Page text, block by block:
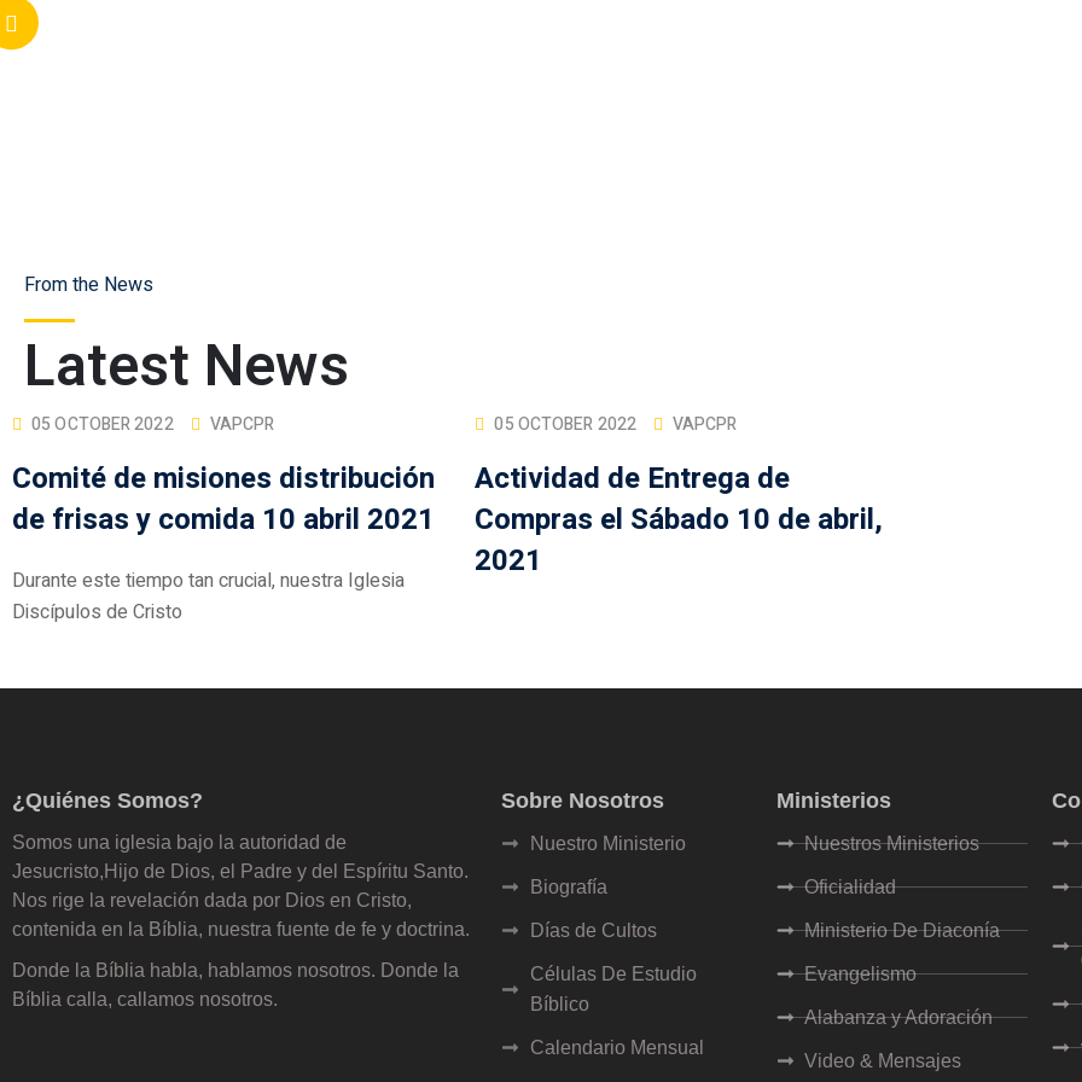
Latest News
From the News
05 OCTOBER 2022 VAPCPR
Comité de misiones distribución
de frisas y comida 10 abril 2021
Durante este tiempo tan crucial, nuestra Iglesia
Discípulos de Cristo
05 OCTOBER 2022 VAPCPR
Actividad de Entrega de
Compras el Sábado 10 de abril,
2021
¿Quiénes Somos?
Somos una iglesia bajo la autoridad de
Jesucristo,Hijo de Dios, el Padre y del Espíritu Santo.
Nos rige la revelación dada por Dios en Cristo,
contenida en la Bíblia, nuestra fuente de fe y doctrina.
Donde la Bíblia habla, hablamos nosotros. Donde la
Bíblia calla, callamos nosotros.
Sobre Nosotros
Nuestro Ministerio
Biografía
Días de Cultos
Células De Estudio
Bíblico
Calendario Mensual
Ministerios
Nuestros Ministerios
Oficialidad
Ministerio De Diaconía
Evangelismo
Alabanza y Adoración
Video & Mensajes